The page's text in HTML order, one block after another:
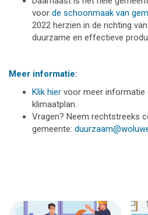
voor de schoonmaak van
2022 herzien in de richting
duurzame en effectieve
Meer informatie:
Klik hier voor meer informatie
klimaatplan.
Vragen? Neem rechtstreeks
gemeente: